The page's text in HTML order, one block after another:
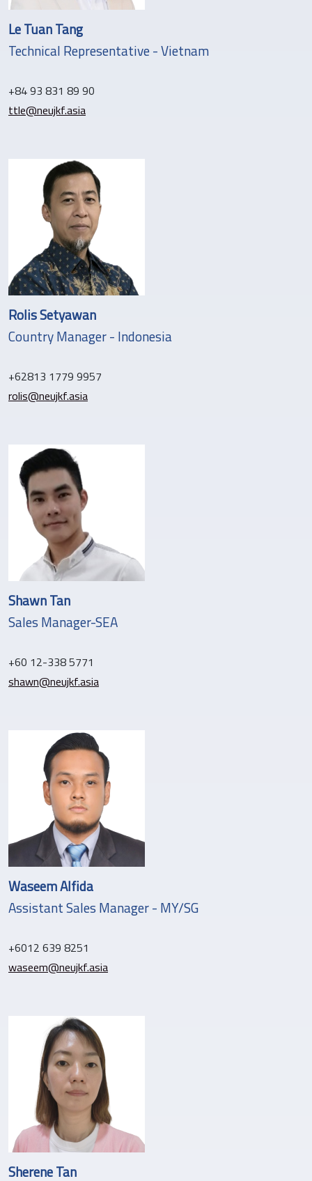
Le Tuan Tang
Technical Representative - Vietnam
+84 93 831 89 90
ttle@neujkf.asia
Rolis Setyawan
Country Manager - Indonesia
+62813 1779 9957
rolis@neujkf.asia
Shawn Tan
Sales Manager-SEA
+60 12-338 5771
shawn@neujkf.asia
Waseem Alfida
Assistant Sales Manager - MY/SG
+6012 639 8251
waseem@neujkf.asia
Sherene Tan